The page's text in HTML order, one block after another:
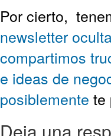
Por cierto,
newsletter
compartimos
e ideas de
posiblemente te
Deja una